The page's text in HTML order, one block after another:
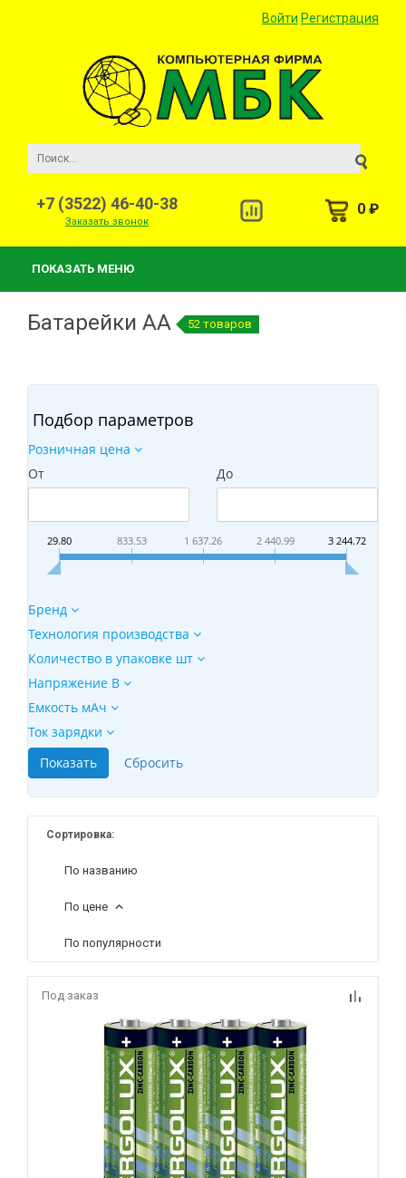
Войти Регистрация
+7 (3522) 46-40-38
Заказать звонок
0 ₽
ПОКАЗАТЬ МЕНЮ
Батарейки AA 52 товаров
Подбор параметров
Розничная цена
От
До
29.80 833.53 1 637.26 2 440.99 3 244.72
Бренд
Технология производства
Количество в упаковке шт
Напряжение В
Емкость мАч
Ток зарядки
Сортировка:
По названию
По цене
По популярности
Под заказ